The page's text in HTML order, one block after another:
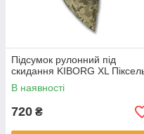
Підсумок рулонний під
скидання KIBORG XL
В наявності
720 ₴